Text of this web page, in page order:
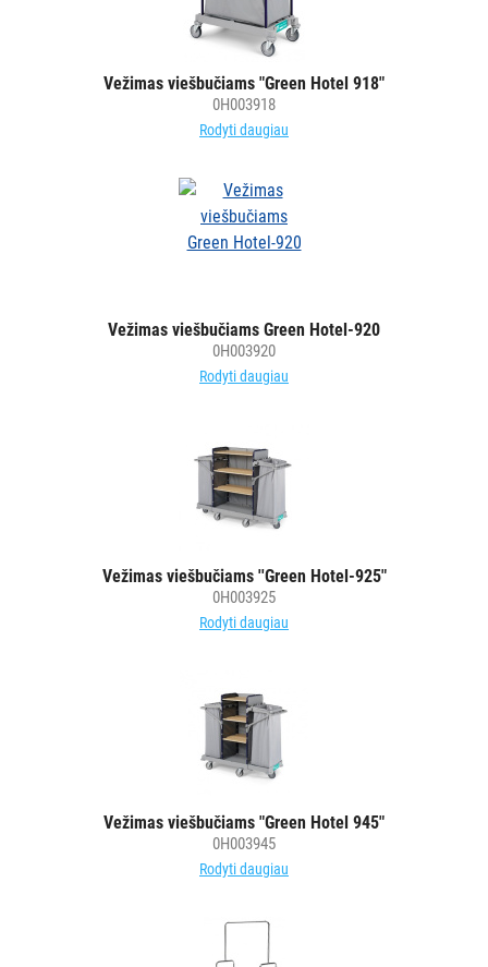
Vežimas viešbučiams "Green Hotel 918"
0H003918
Rodyti daugiau
Vežimas viešbučiams Green Hotel-920
0H003920
Rodyti daugiau
Vežimas viešbučiams ''Green Hotel-925"
0H003925
Rodyti daugiau
Vežimas viešbučiams "Green Hotel 945"
0H003945
Rodyti daugiau